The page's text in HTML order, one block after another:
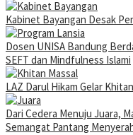
Kabinet Bayangan Desak
Dosen UNISA Bandung
SEFT dan Mindfulness Islami
LAZ Darul Hikam Gelar
Dari Cedera Menuju Juara,
Semangat Pantang